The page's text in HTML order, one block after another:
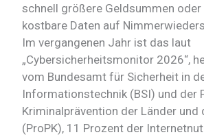
schnell größere Geldsummen oder
kostbare Daten auf
Im vergangenen Jahr ist das laut
„Cybersicherheitsmonitor 2026“,
vom Bundesamt für Sicherheit in
Informationstechnik (BSI) und der
Kriminalprävention der Länder und
(ProPK), 11 Prozent der